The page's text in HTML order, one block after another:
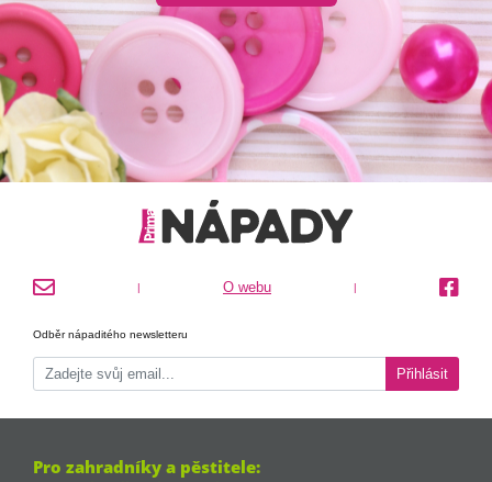
O webu
Odběr nápaditého newsletteru
Přihlásit
Pro zahradníky a pěstitele: